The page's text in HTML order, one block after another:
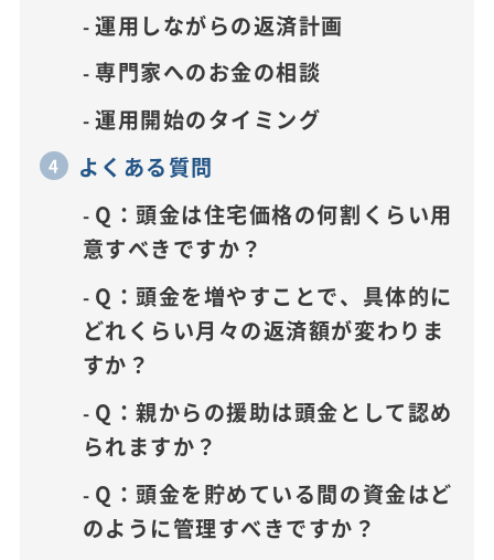
運用しながらの返済計画
専門家へのお金の相談
運用開始のタイミング
よくある質問
Q：頭金は住宅価格の何割くらい用
意すべきですか？
Q：頭金を増やすことで、具体的に
どれくらい月々の返済額が変わりま
すか？
Q：親からの援助は頭金として認め
られますか？
Q：頭金を貯めている間の資金はど
のように管理すべきですか？